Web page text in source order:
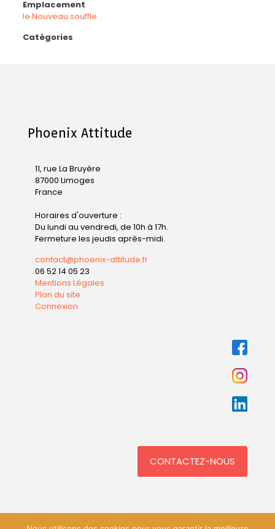
Emplacement
le Nouveau souffle
Catégories
Phoenix Attitude
11, rue La Bruyère
87000 Limoges
France
Horaires d'ouverture :
Du lundi au vendredi, de 10h à 17h.
Fermeture les jeudis après-midi.
contact@phoenix-attitude.fr
06 52 14 05 23
Mentions Légales
Plan du site
Connexion
CONTACTEZ-NOUS